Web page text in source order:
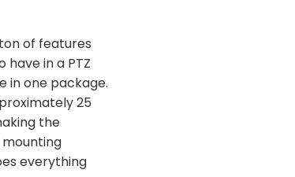
of features
in a PTZ
in one package.
25
the
everything